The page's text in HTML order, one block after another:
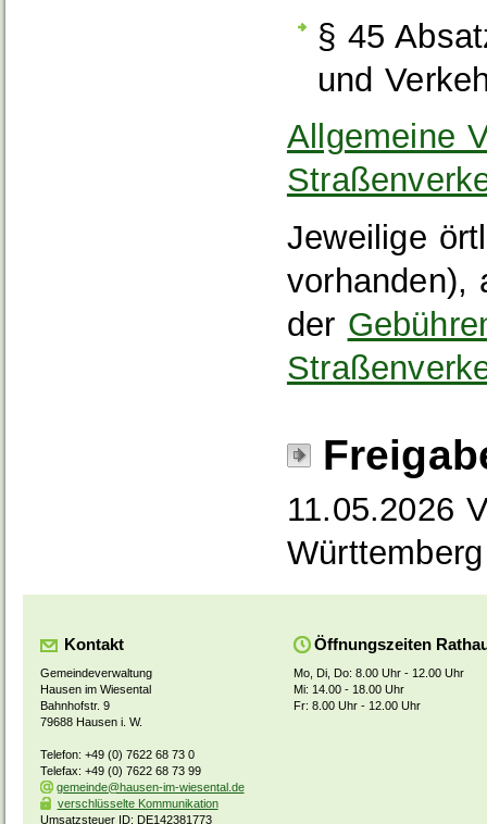
§ 45
und
Allgemeine
Jeweilige
vorhanden),
der
11.05.2026
Württemberg
Kontakt
Gemeindeverwaltung
Hausen im Wiesental
Bahnhofstr. 9
79688 Hausen i. W.
Telefon: +49 (0) 7622 68 73 0
Telefax: +49 (0) 7622 68 73 99
gemeinde@hausen-im-wiesental.de
verschlüsselte Kommunikation
Umsatzsteuer ID: DE142381773
Öffnungszeiten
Mo, Di, Do: 8.00 Uhr - 12.00 Uhr
Mi: 14.00 - 18.00 Uhr
Fr: 8.00 Uhr - 12.00 Uhr